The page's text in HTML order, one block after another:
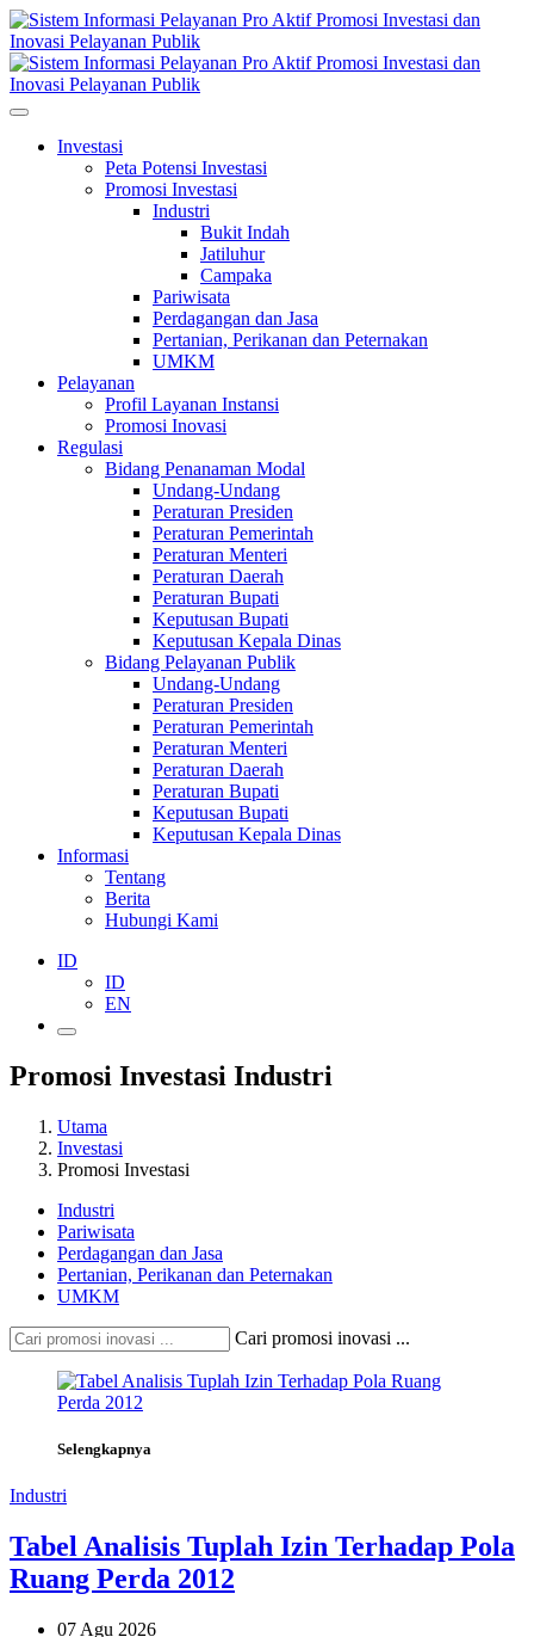
Investasi
Peta Potensi Investasi
Promosi Investasi
Industri
Bukit Indah
Jatiluhur
Campaka
Pariwisata
Perdagangan dan Jasa
Pertanian, Perikanan dan Peternakan
UMKM
Pelayanan
Profil Layanan Instansi
Promosi Inovasi
Regulasi
Bidang Penanaman Modal
Undang-Undang
Peraturan Presiden
Peraturan Pemerintah
Peraturan Menteri
Peraturan Daerah
Peraturan Bupati
Keputusan Bupati
Keputusan Kepala Dinas
Bidang Pelayanan Publik
Undang-Undang
Peraturan Presiden
Peraturan Pemerintah
Peraturan Menteri
Peraturan Daerah
Peraturan Bupati
Keputusan Bupati
Keputusan Kepala Dinas
Informasi
Tentang
Berita
Hubungi Kami
ID
ID
EN
Promosi Investasi Industri
Utama
Investasi
Promosi Investasi
Industri
Pariwisata
Perdagangan dan Jasa
Pertanian, Perikanan dan Peternakan
UMKM
Cari promosi inovasi ...
Selengkapnya
Industri
Tabel Analisis Tuplah Izin Terhadap Pola
Ruang Perda 2012
07 Agu 2026